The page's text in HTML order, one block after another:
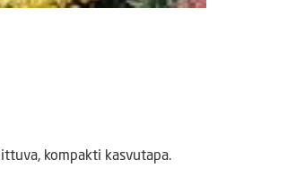
kompakti kasvutapa.